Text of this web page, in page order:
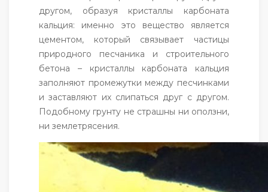
другом, образуя кристаллы карбоната
кальция: именно это вещество является
цементом, который связывает частицы
природного песчаника и строительного
бетона – кристаллы карбоната кальция
заполняют промежутки между песчинками
и заставляют их слипаться друг с другом.
Подобному грунту не страшны ни оползни,
ни землетрясения.